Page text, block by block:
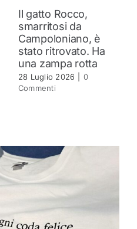
Il gatto Rocco,
smarritosi da
Campoloniano, è
stato ritrovato. Ha
una zampa rotta
28 Luglio 2026
0
Commenti